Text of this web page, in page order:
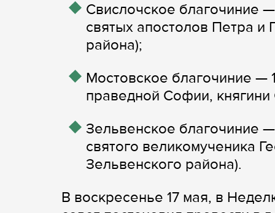
Свислочское благочиние
святых апостолов Петра и
района);
Мостовское благочиние —
праведной Софии, княгини
Зельвенское благочиние
святого великомученика
Зельвенского района).
В воскресенье 17 мая, в